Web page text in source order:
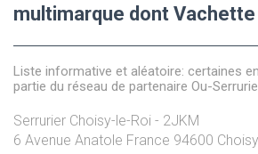
multimarque dont
Liste informative et aléatoire: certaines
partie du réseau de partenaire Ou-
Serrurier Choisy-le-Roi - 2JKM
6 Avenue Anatole France 94600